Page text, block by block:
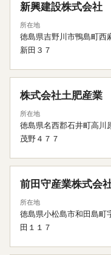
新興建設株式会社
所在地
徳島県吉野川市鴨島町西
新田３７
株式会社土肥産業
所在地
徳島県名西郡石井町高川
茂野４７７
前田守産業株式会
所在地
徳島県小松島市和田島町
田１１７